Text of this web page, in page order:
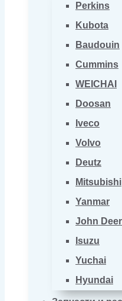
Perkins
Kubota
Baudouin
Cummins
WEICHAI
Doosan
Iveco
Volvo
Deutz
Mitsubishi
Yanmar
John
Isuzu
Yuchai
Hyundai